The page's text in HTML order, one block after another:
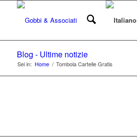
Blog - Ultime notizie
Sei in: Home / Tombola Cartelle Gratis